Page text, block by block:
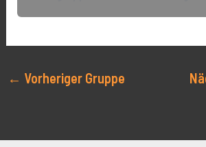
← Vorheriger Gruppe